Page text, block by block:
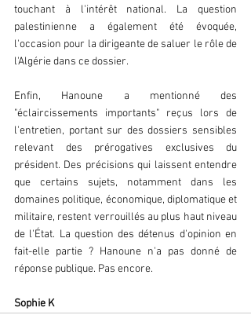
touchant à l'intérêt national. La question
palestinienne a également été évoquée,
l'occasion pour la dirigeante de saluer le rôle de
l'Algérie dans ce dossier.
Enfin, Hanoune a mentionné des
"éclaircissements importants" reçus lors de
l'entretien, portant sur des dossiers sensibles
relevant des prérogatives exclusives du
président. Des précisions qui laissent entendre
que certains sujets, notamment dans les
domaines politique, économique, diplomatique et
militaire, restent verrouillés au plus haut niveau
de l'État. La question des détenus d'opinion en
fait-elle partie ? Hanoune n'a pas donné de
réponse publique. Pas encore.
Sophie K